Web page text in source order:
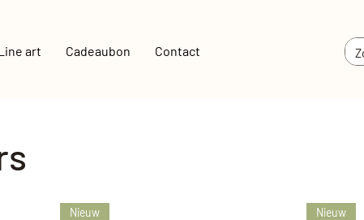
art Cadeaubon Contact
Nieuw Nieuw